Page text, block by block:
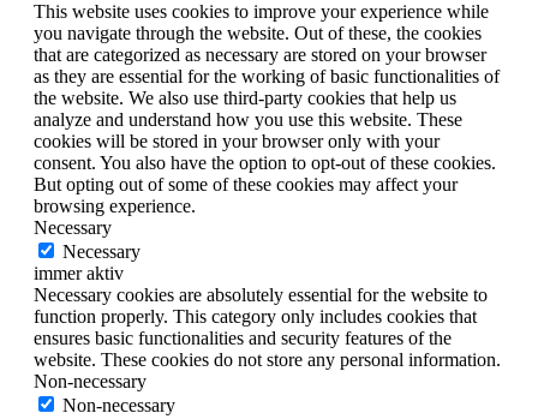
This website uses cookies to improve your experience while
you navigate through the website. Out of these, the cookies
that are categorized as necessary are stored on your browser
as they are essential for the working of basic functionalities of
the website. We also use third-party cookies that help us
analyze and understand how you use this website. These
cookies will be stored in your browser only with your
consent. You also have the option to opt-out of these cookies.
But opting out of some of these cookies may affect your
browsing experience.
Necessary
Necessary
immer aktiv
Necessary cookies are absolutely essential for the website to
function properly. This category only includes cookies that
ensures basic functionalities and security features of the
website. These cookies do not store any personal information.
Non-necessary
Non-necessary